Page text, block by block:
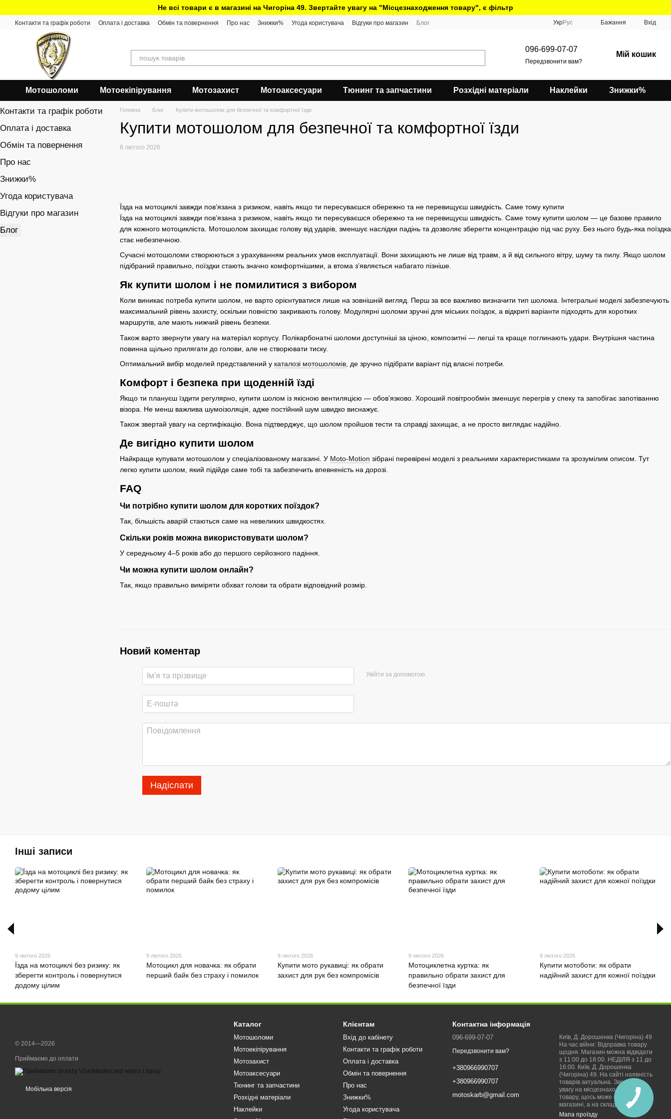
Не всі товари є в магазині на Чигоріна 49. Звертайте увагу на "Місцезнаходження товару", є фільтр
Контакти та графік роботи Оплата і доставка Обмін та повернення Про нас Знижки% Угода користувача Відгуки про магазин Блог УкрРус Бажання Вхід
096-699-07-07
Передзвонити вам?
Мій кошик
Мотошоломи Мотоекіпірування Мотозахист Мотоаксесуари Тюнинг та запчастини Розхідні матеріали Наклейки Знижки%
Головна Блог Купити мотошолом для безпечної та комфортної їзди
Купити мотошолом для безпечної та комфортної їзди
8 лютого 2026
Їзда на мотоциклі завжди пов’язана з ризиком, навіть якщо ти пересуваєшся обережно та не перевищуєш швидкість. Саме тому купити
Їзда на мотоциклі завжди пов’язана з ризиком, навіть якщо ти пересуваєшся обережно та не перевищуєш швидкість. Саме тому купити шолом — це базове правило
для кожного мотоцикліста. Мотошолом захищає голову від ударів, зменшує наслідки падінь та дозволяє зберегти концентрацію під час руху. Без нього будь-яка поїздка
стає небезпечною.
Сучасні мотошоломи створюються з урахуванням реальних умов експлуатації. Вони захищають не лише від травм, а й від сильного вітру, шуму та пилу. Якщо шолом
підібраний правильно, поїздки стають значно комфортнішими, а втома з’являється набагато пізніше.
Як купити шолом і не помилитися з вибором
Коли виникає потреба купити шолом, не варто орієнтуватися лише на зовнішній вигляд. Перш за все важливо визначити тип шолома. Інтегральні моделі забезпечують
максимальний рівень захисту, оскільки повністю закривають голову. Модулярні шоломи зручні для міських поїздок, а відкриті варіанти підходять для коротких
маршрутів, але мають нижчий рівень безпеки.
Також варто звернути увагу на матеріал корпусу. Полікарбонатні шоломи доступніші за ціною, композитні — легші та краще поглинають удари. Внутрішня частина
повинна щільно прилягати до голови, але не створювати тиску.
Оптимальний вибір моделей представлений у каталозі мотошоломів , де зручно підібрати варіант під власні потреби.
Комфорт і безпека при щоденній їзді
Якщо ти плануєш їздити регулярно, купити шолом із якісною вентиляцією — обов’язково. Хороший повітрообмін зменшує перегрів у спеку та запобігає запотіванню
візора. Не менш важлива шумоізоляція, адже постійний шум швидко виснажує.
Також звертай увагу на сертифікацію. Вона підтверджує, що шолом пройшов тести та справді захищає, а не просто виглядає надійно.
Де вигідно купити шолом
Найкраще купувати мотошолом у спеціалізованому магазині. У Moto-Motion зібрані перевірені моделі з реальними характеристиками та зрозумілим описом. Тут
легко купити шолом, який підійде саме тобі та забезпечить впевненість на дорозі.
FAQ
Чи потрібно купити шолом для коротких поїздок?
Так, більшість аварій стаються саме на невеликих швидкостях.
Скільки років можна використовувати шолом?
У середньому 4–5 років або до першого серйозного падіння.
Чи можна купити шолом онлайн?
Так, якщо правильно виміряти обхват голови та обрати відповідний розмір.
Новий коментар
Увійти за допомогою
Надіслати
Контакти та графік роботи
Оплата і доставка
Обмін та повернення
Про нас
Знижки%
Угода користувача
Відгуки про магазин
Блог
Інші записи
9 лютого 2026
Їзда на мотоциклі без ризику: як
зберегти контроль і повернутися
додому цілим
9 лютого 2026
Мотоцикл для новачка: як обрати
перший байк без страху і помилок
9 лютого 2026
Купити мото рукавиці: як обрати
захист для рук без компромісів
9 лютого 2026
Мотоциклетна куртка: як
правильно обрати захист для
безпечної їзди
9 лютого 2026
Купити мотоботи: як обрати
надійний захист для кожної поїздки
© 2014—2026
Приймаємо до оплати
Мобільна версія
Каталог
Мотошоломи
Мотоекіпірування
Мотозахист
Мотоаксесуари
Тюнинг та запчастини
Розхідні матеріали
Наклейки
Клієнтам
Вхід до кабінету
Контакти та графік роботи
Оплата і доставка
Обмін та повернення
Про нас
Знижки%
Угода користувача
Контактна інформація
096-699-07-07
Передзвонити вам?
+380966990707
+380966990707
motoskarb@gmail.com
Київ, Д. Дорошенка (Чигоріна) 49
На час війни: Відправка товару
щодня. Магазин можна відвідати
з 11:00 до 18:00. НЕДІЛЯ з 11 до
16:00. Київ, Д. Дорошенка
(Чигоріна) 49. На сайті наявність
товарів актуальна. Звертайте
увагу на місцезнаходження
товару, щось може бути не в
магазині, а на складі!
Мапа проїзду